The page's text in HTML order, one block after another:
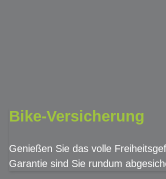
Bike-Versicherung
Genießen Sie das volle
Garantie sind Sie rundum